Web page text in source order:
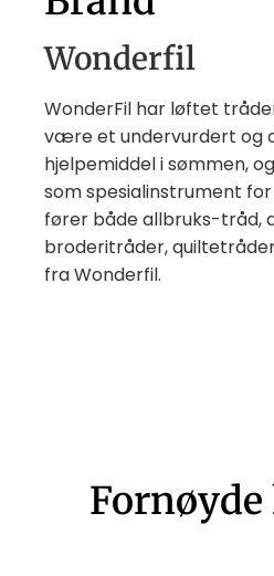
Wonderfil
WonderFil har løftet
være et undervurdert og
hjelpemiddel i sømmen,
som spesialinstrument
fører både allbruks-tråd,
broderitråder,
fra Wonderfil.